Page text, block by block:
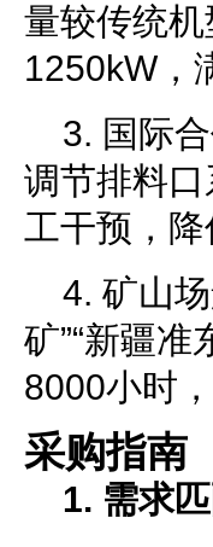
量较传统
1250kW，
3. 国际
调节排料
工干预，降
4. 矿山
矿”“新疆
8000小时
采购指南
1. 需求